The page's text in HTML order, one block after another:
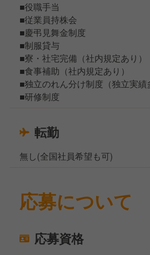
■役職手当
■従業員持株会
■慶弔見舞金制度
■制服貸与
■寮・社宅完備（社内規定あり）
■食事補助（社内規定あり）
■独立のれん分け制度（独立実績
■研修制度
転勤
無し(全国社員希望も可)
応募について
応募資格